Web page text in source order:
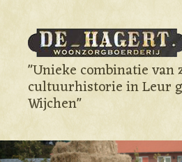
"Unieke combinatie van
cultuurhistorie in Leur
Wijchen"